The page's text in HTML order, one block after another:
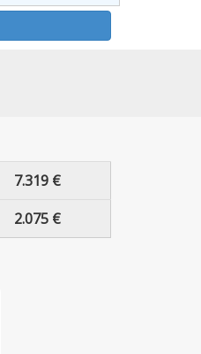
7.319 €
2.075 €